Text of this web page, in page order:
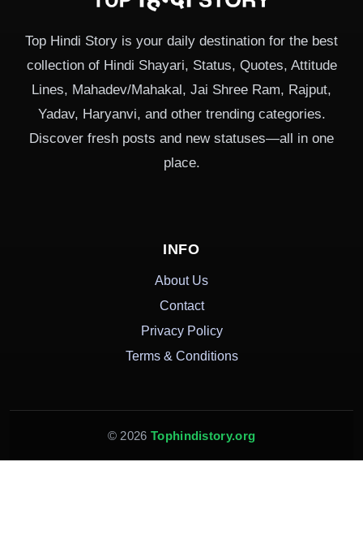
Top Hindi Story is your daily destination for the best
collection of Hindi Shayari, Status, Quotes, Attitude
Lines, Mahadev/Mahakal, Jai Shree Ram, Rajput,
Yadav, Haryanvi, and other trending categories.
Discover fresh posts and new statuses—all in one
place.
INFO
About Us
Contact
Privacy Policy
Terms & Conditions
© 2026 Tophindistory.org